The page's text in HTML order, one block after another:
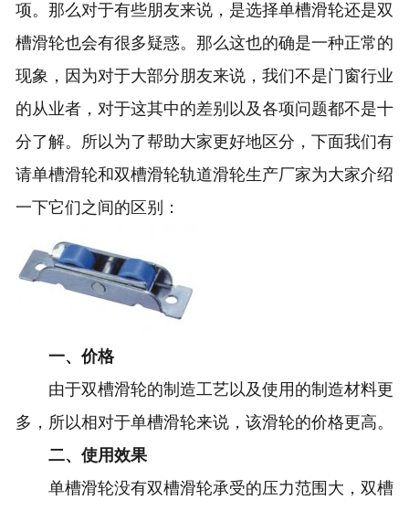
项。那么对于有些朋友来说，是选择单槽滑轮还是双
槽滑轮也会有很多疑惑。那么这也的确是一种正常的
现象，因为对于大部分朋友来说，我们不是门窗行业
的从业者，对于这其中的差别以及各项问题都不是十
分了解。所以为了帮助大家更好地区分，下面我们有
请单槽滑轮和双槽滑轮轨道滑轮生产厂家为大家介绍
一下它们之间的区别：
一、价格
由于双槽滑轮的制造工艺以及使用的制造材料更
多，所以相对于单槽滑轮来说，该滑轮的价格更高。
二、使用效果
单槽滑轮没有双槽滑轮承受的压力范围大，双槽